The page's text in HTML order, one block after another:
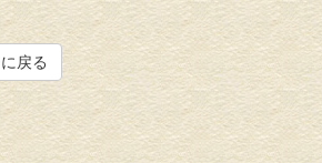
戻る